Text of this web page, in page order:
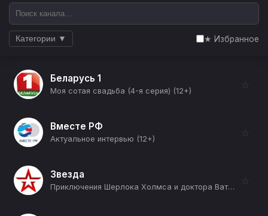
Категории ▼ ★ Избранное
Беларусь 1
Моя сотая свадьба (4-я серия) (12+)
☆
Вместе РФ
Актуальное интервью (12+)
☆
Звезда
Приключения Шерлока Холмса и доктора Ватсона (Кровавая надпись) (12+)
☆